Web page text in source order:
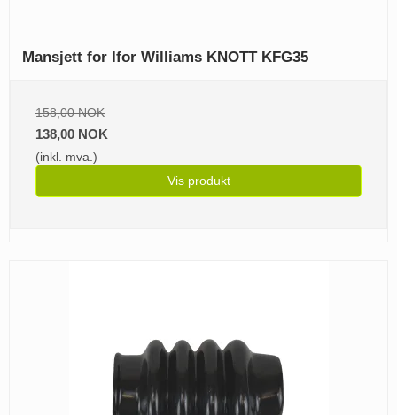
Mansjett for Ifor Williams KNOTT KFG35
158,00 NOK
138,00 NOK
(inkl. mva.)
Vis produkt